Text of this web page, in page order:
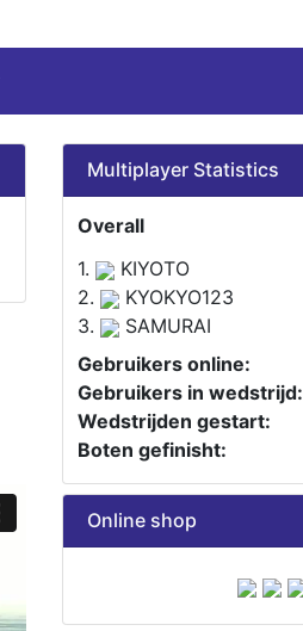
Multiplayer Statistics
Overall
1.
KIYOTO
2.
KYOKYO123
3.
SAMURAI
Gebruikers online:
Gebruikers in wedstrijd:
Wedstrijden gestart:
Boten gefinisht:
Online shop